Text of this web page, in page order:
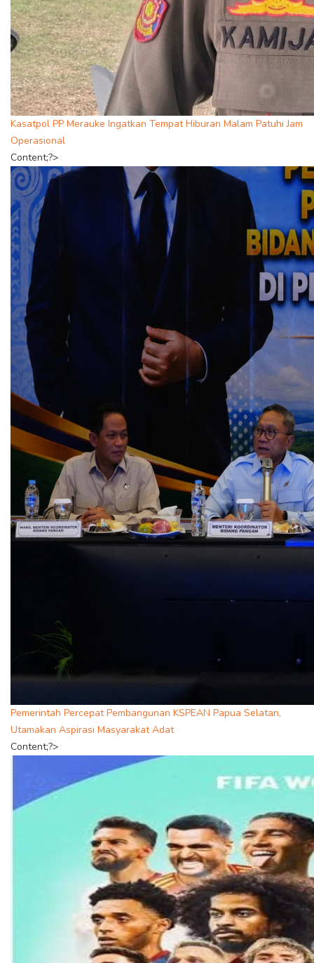
Kasatpol PP Merauke Ingatkan Tempat Hiburan Malam Patuhi Jam
Operasional
Content;?>
Pemerintah Percepat Pembangunan KSPEAN Papua Selatan,
Utamakan Aspirasi Masyarakat Adat
Content;?>